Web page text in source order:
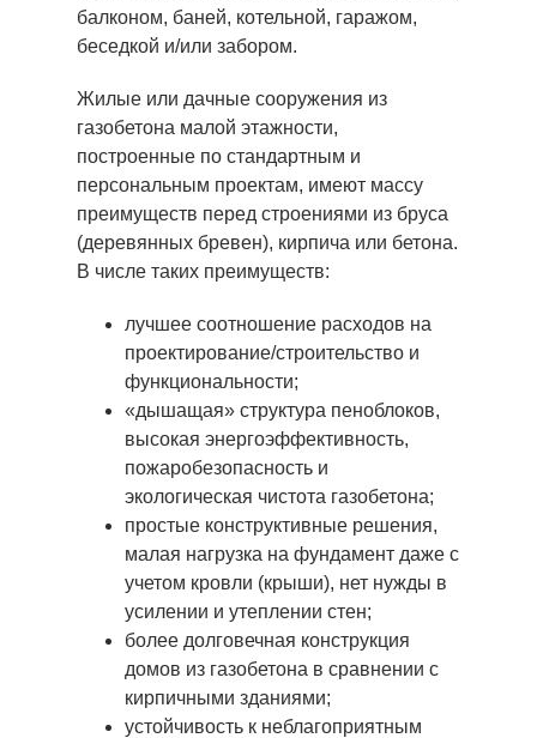
балконом, баней, котельной, гаражом,
беседкой и/или забором.
Жилые или дачные сооружения из
газобетона малой этажности,
построенные по стандартным и
персональным проектам, имеют массу
преимуществ перед строениями из бруса
(деревянных бревен), кирпича или бетона.
В числе таких преимуществ:
лучшее соотношение расходов на
проектирование/строительство и
функциональности;
«дышащая» структура пеноблоков,
высокая энергоэффективность,
пожаробезопасность и
экологическая чистота газобетона;
простые конструктивные решения,
малая нагрузка на фундамент даже с
учетом кровли (крыши), нет нужды в
усилении и утеплении стен;
более долговечная конструкция
домов из газобетона в сравнении с
кирпичными зданиями;
устойчивость к неблагоприятным